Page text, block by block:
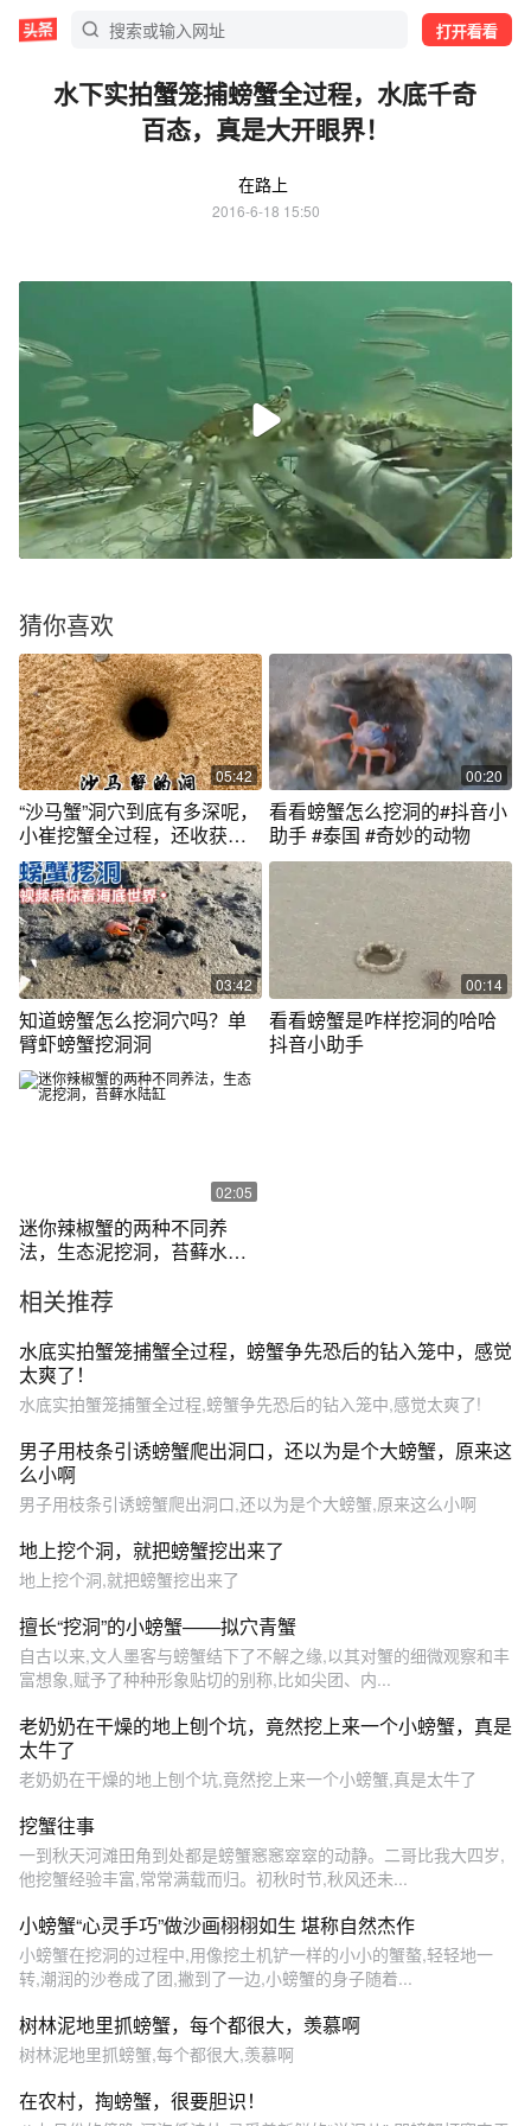
打开看看
水下实拍蟹笼捕螃蟹全过程，水底千奇
百态，真是大开眼界！
在路上
2016-6-18 15:50
猜你喜欢
05:42
“沙马蟹”洞穴到底有多深呢，
小崔挖蟹全过程，还收获一
条花板鱼
00:20
看看螃蟹怎么挖洞的#抖音小
助手 #泰国 #奇妙的动物
03:42
知道螃蟹怎么挖洞穴吗？单
臂虾螃蟹挖洞洞
00:14
看看️螃蟹是咋样挖洞的哈哈
抖音小助手
02:05
迷你辣椒蟹的两种不同养
法，生态泥挖洞，苔藓水陆
相关推荐
水底实拍蟹笼捕蟹全过程，螃蟹争先恐后的钻入笼中，感觉
太爽了！
水底实拍蟹笼捕蟹全过程,螃蟹争先恐后的钻入笼中,感觉太爽了!
男子用枝条引诱螃蟹爬出洞口，还以为是个大螃蟹，原来这
么小啊
男子用枝条引诱螃蟹爬出洞口,还以为是个大螃蟹,原来这么小啊
地上挖个洞，就把螃蟹挖出来了
地上挖个洞,就把螃蟹挖出来了
擅长“挖洞”的小螃蟹——拟穴青蟹
自古以来,文人墨客与螃蟹结下了不解之缘,以其对蟹的细微观察和丰
富想象,赋予了种种形象贴切的别称,比如尖团、内...
老奶奶在干燥的地上刨个坑，竟然挖上来一个小螃蟹，真是
太牛了
老奶奶在干燥的地上刨个坑,竟然挖上来一个小螃蟹,真是太牛了
挖蟹往事
一到秋天河滩田角到处都是螃蟹窸窸窣窣的动静。二哥比我大四岁,
他挖蟹经验丰富,常常满载而归。初秋时节,秋风还未...
小螃蟹“心灵手巧”做沙画栩栩如生 堪称自然杰作
小螃蟹在挖洞的过程中,用像挖土机铲一样的小小的蟹螯,轻轻地一
转,潮润的沙卷成了团,撇到了一边,小螃蟹的身子随着...
树林泥地里抓螃蟹，每个都很大，羡慕啊
树林泥地里抓螃蟹,每个都很大,羡慕啊
在农村，掏螃蟹，很要胆识！